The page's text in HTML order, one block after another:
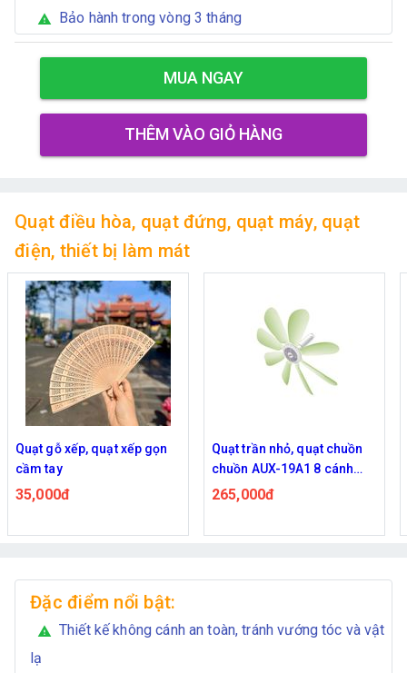
warning Bảo hành trong vòng 3 tháng
MUA NGAY
THÊM VÀO GIỎ HÀNG
Quạt điều hòa, quạt đứng, quạt máy, quạt
điện, thiết bị làm mát
Quạt trần nhỏ, quạt chuồn
chuồn AUX-19A1 8 cánh
kèm thêm 2m dây nối dài
265,000đ
Quạt đeo đeo cổ không
cánh sạc USB có LCD
268,000đ
Đặc điểm nổi bật:
warning
Thiết kế không cánh an toàn, tránh vướng tóc và vật
lạ